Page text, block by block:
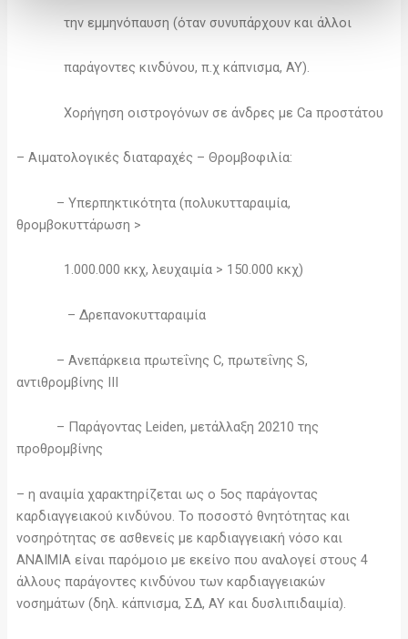
την εμμηνόπαυση (όταν συνυπάρχουν και άλλοι
παράγοντες κινδύνου, π.χ κάπνισμα, ΑΥ).
Χορήγηση οιστρογόνων σε άνδρες με Ca προστάτου
– Αιματολογικές διαταραχές – Θρομβοφιλία:
– Υπερπηκτικότητα (πολυκυτταραιμία,
θρομβοκυττάρωση >
1.000.000 κκχ, λευχαιμία > 150.000 κκχ)
– Δρεπανοκυτταραιμία
– Aνεπάρκεια πρωτεΐνης C, πρωτεΐνης S,
αντιθρομβίνης III
– Παράγοντας Leiden, μετάλλαξη 20210 της
προθρομβίνης
– η αναιμία χαρακτηρίζεται ως ο 5ος παράγοντας
καρδιαγγειακού κινδύνου. Το ποσοστό θνητότητας και
νοσηρότητας σε ασθενείς με καρδιαγγειακή νόσο και
ΑΝΑΙΜΙΑ είναι παρόμοιο με εκείνο που αναλογεί στους 4
άλλους παράγοντες κινδύνου των καρδιαγγειακών
νοσημάτων (δηλ. κάπνισμα, ΣΔ, ΑΥ και δυσλιπιδαιμία).